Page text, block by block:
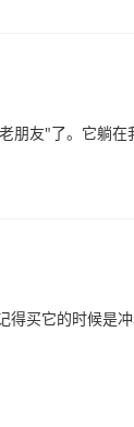
朋友"了。它躺在
得买它的时候是